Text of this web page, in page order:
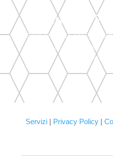
Soluzioni
Crediamo che ogni
soluzioni creative e su
tue
Servizi | Privacy Policy |